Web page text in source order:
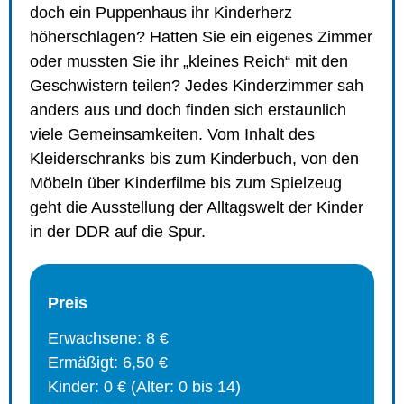
doch ein Puppenhaus ihr Kinderherz
höherschlagen? Hatten Sie ein eigenes Zimmer
oder mussten Sie ihr „kleines Reich“ mit den
Geschwistern teilen? Jedes Kinderzimmer sah
anders aus und doch finden sich erstaunlich
viele Gemeinsamkeiten. Vom Inhalt des
Kleiderschranks bis zum Kinderbuch, von den
Möbeln über Kinderfilme bis zum Spielzeug
geht die Ausstellung der Alltagswelt der Kinder
in der DDR auf die Spur.
Preis
Erwachsene: 8 €
Ermäßigt: 6,50 €
Kinder: 0 € (Alter: 0 bis 14)